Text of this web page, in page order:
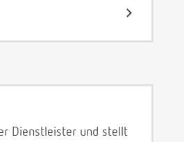
Dienstleister und stellt